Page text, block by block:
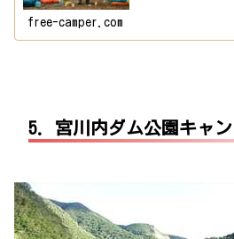
free-camper.com
5. 宮川内ダム公園キャ